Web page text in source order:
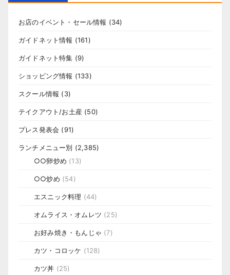
お店のイベント・セール情報 (34)
ガイドネット情報 (161)
ガイドネット特集 (9)
ショッピング情報 (133)
スクール情報 (3)
テイクアウト/お土産 (50)
プレス発表会 (91)
ランチメニュー別 (2,385)
○○卵炒め (13)
○○炒め (54)
エスニック料理 (44)
オムライス・オムレツ (25)
お好み焼き・もんじゃ (7)
カツ・コロッケ (128)
カツ丼 (25)